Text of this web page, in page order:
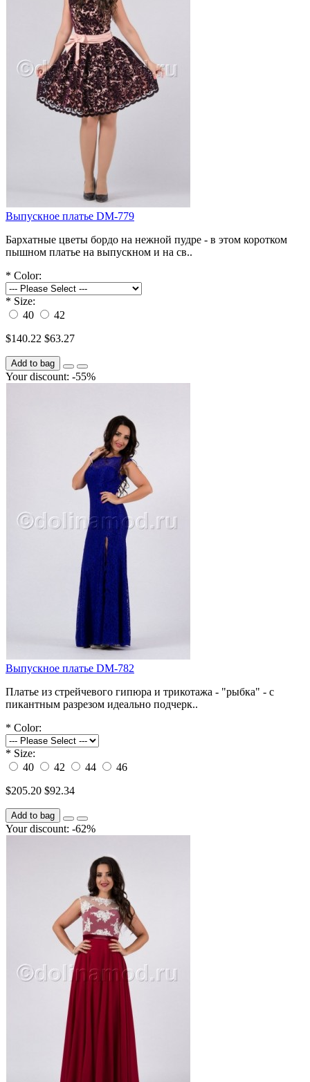
Выпускное платье DM-779
Бархатные цветы бордо на нежной пудре - в этом коротком
пышном платье на выпускном и на св..
* Color:
* Size:
40
42
$140.22 $63.27
Add to bag
Your discount: -55%
Выпускное платье DM-782
Платье из стрейчевого гипюра и трикотажа - "рыбка" - с
пикантным разрезом идеально подчерк..
* Color:
* Size:
40
42 44
46
$205.20 $92.34
Add to bag
Your discount: -62%